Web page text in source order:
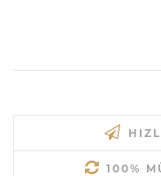
100%